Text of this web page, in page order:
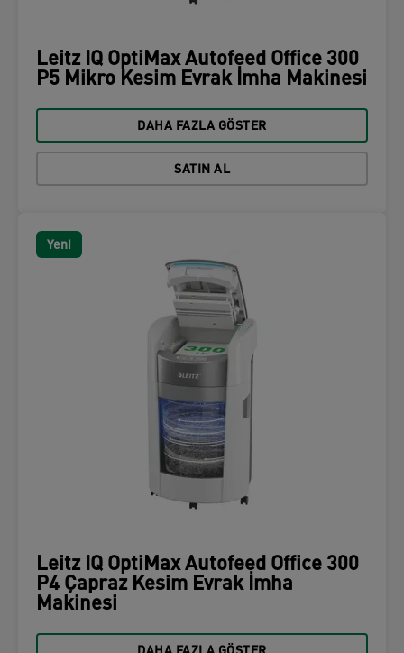
Leitz IQ OptiMax Autofeed Office 300
P5 Mikro Kesim Evrak İmha Makinesi
DAHA FAZLA GÖSTER
SATIN AL
Yeni
Leitz IQ OptiMax Autofeed Office 300
P4 Çapraz Kesim Evrak İmha
Makinesi